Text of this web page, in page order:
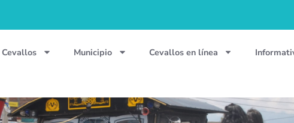
Cevallos Municipio Cevallos en línea